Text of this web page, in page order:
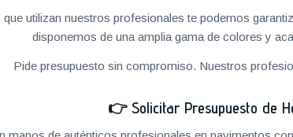
utilizan nuestros profesionales te podemos
disponemos de una amplia gama de colores y
Pide presupuesto sin compromiso. Nuestros
👉 Solicitar Presupuesto de